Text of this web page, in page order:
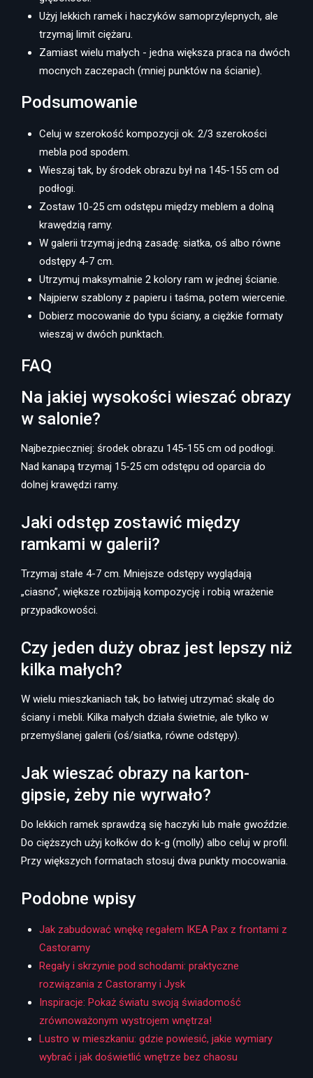
Użyj lekkich ramek i haczyków samoprzylepnych, ale
trzymaj limit ciężaru.
Zamiast wielu małych - jedna większa praca na dwóch
mocnych zaczepach (mniej punktów na ścianie).
Podsumowanie
Celuj w szerokość kompozycji ok. 2/3 szerokości
mebla pod spodem.
Wieszaj tak, by środek obrazu był na 145-155 cm od
podłogi.
Zostaw 10-25 cm odstępu między meblem a dolną
krawędzią ramy.
W galerii trzymaj jedną zasadę: siatka, oś albo równe
odstępy 4-7 cm.
Utrzymuj maksymalnie 2 kolory ram w jednej ścianie.
Najpierw szablony z papieru i taśma, potem wiercenie.
Dobierz mocowanie do typu ściany, a ciężkie formaty
wieszaj w dwóch punktach.
FAQ
Na jakiej wysokości wieszać obrazy
w salonie?
Najbezpieczniej: środek obrazu 145-155 cm od podłogi.
Nad kanapą trzymaj 15-25 cm odstępu od oparcia do
dolnej krawędzi ramy.
Jaki odstęp zostawić między
ramkami w galerii?
Trzymaj stałe 4-7 cm. Mniejsze odstępy wyglądają
„ciasno”, większe rozbijają kompozycję i robią wrażenie
przypadkowości.
Czy jeden duży obraz jest lepszy niż
kilka małych?
W wielu mieszkaniach tak, bo łatwiej utrzymać skalę do
ściany i mebli. Kilka małych działa świetnie, ale tylko w
przemyślanej galerii (oś/siatka, równe odstępy).
Jak wieszać obrazy na karton-
gipsie, żeby nie wyrwało?
Do lekkich ramek sprawdzą się haczyki lub małe gwoździe.
Do cięższych użyj kołków do k-g (molly) albo celuj w profil.
Przy większych formatach stosuj dwa punkty mocowania.
Podobne wpisy
Jak zabudować wnękę regałem IKEA Pax z frontami z
Castoramy
Regały i skrzynie pod schodami: praktyczne
rozwiązania z Castoramy i Jysk
Inspiracje: Pokaż światu swoją świadomość
zrównoważonym wystrojem wnętrza!
Lustro w mieszkaniu: gdzie powiesić, jakie wymiary
wybrać i jak doświetlić wnętrze bez chaosu